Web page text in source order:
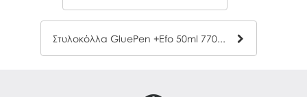
Στυλοκόλλα GluePen +Efo 50ml 770135